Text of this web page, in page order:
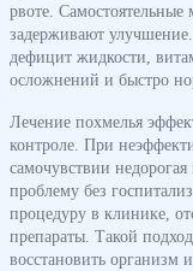
рвоте.
задерживают
дефицит жидкости,
осложнений и быстро
Лечение похмелья
контроле. При
самочувствии
проблему без
процедуру в клинике,
препараты. Такой
восстановить организм